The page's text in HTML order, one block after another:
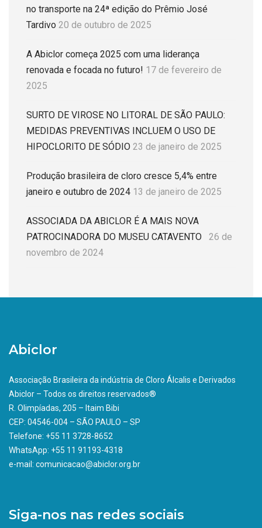
no transporte na 24ª edição do Prêmio José
Tardivo 20 de outubro de 2025
A Abiclor começa 2025 com uma liderança
renovada e focada no futuro! 17 de fevereiro de
2025
SURTO DE VIROSE NO LITORAL DE SÃO PAULO:
MEDIDAS PREVENTIVAS INCLUEM O USO DE
HIPOCLORITO DE SÓDIO 23 de janeiro de 2025
Produção brasileira de cloro cresce 5,4% entre
janeiro e outubro de 2024 13 de janeiro de 2025
ASSOCIADA DA ABICLOR É A MAIS NOVA
PATROCINADORA DO MUSEU CATAVENTO
26 de
novembro de 2024
Abiclor
Associação Brasileira da indústria de Cloro Álcalis e Derivados
Abiclor – Todos os direitos reservados®
R. Olimpíadas, 205 – Itaim Bibi
CEP: 04546-004 – SÃO PAULO – SP
Telefone: +55 11 3728-8652
WhatsApp: +55 11 91193-4318
e-mail: comunicacao@abiclor.org.br
Siga-nos nas redes sociais